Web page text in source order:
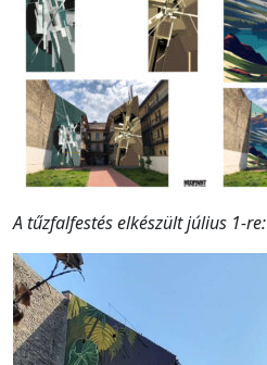
A tűzfalfestés elkészült július 1-re: